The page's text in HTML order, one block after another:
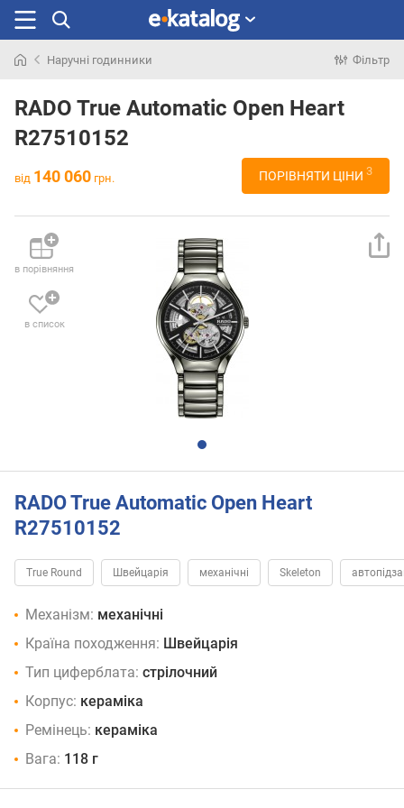
раніше
Наручні годинники Фільтр
RADO True Automatic Open Heart
R27510152
від 140 060 грн. ПОРІВНЯТИ ЦІНИ 3
в порівняння
в список
RADO True Automatic Open Heart
R27510152
True Round Швейцарія механічні Skeleton
Механізм: механічні
Країна походження: Швейцарія
Тип циферблата: стрілочний
Корпус: кераміка
Ремінець: кераміка
Вага: 118 г